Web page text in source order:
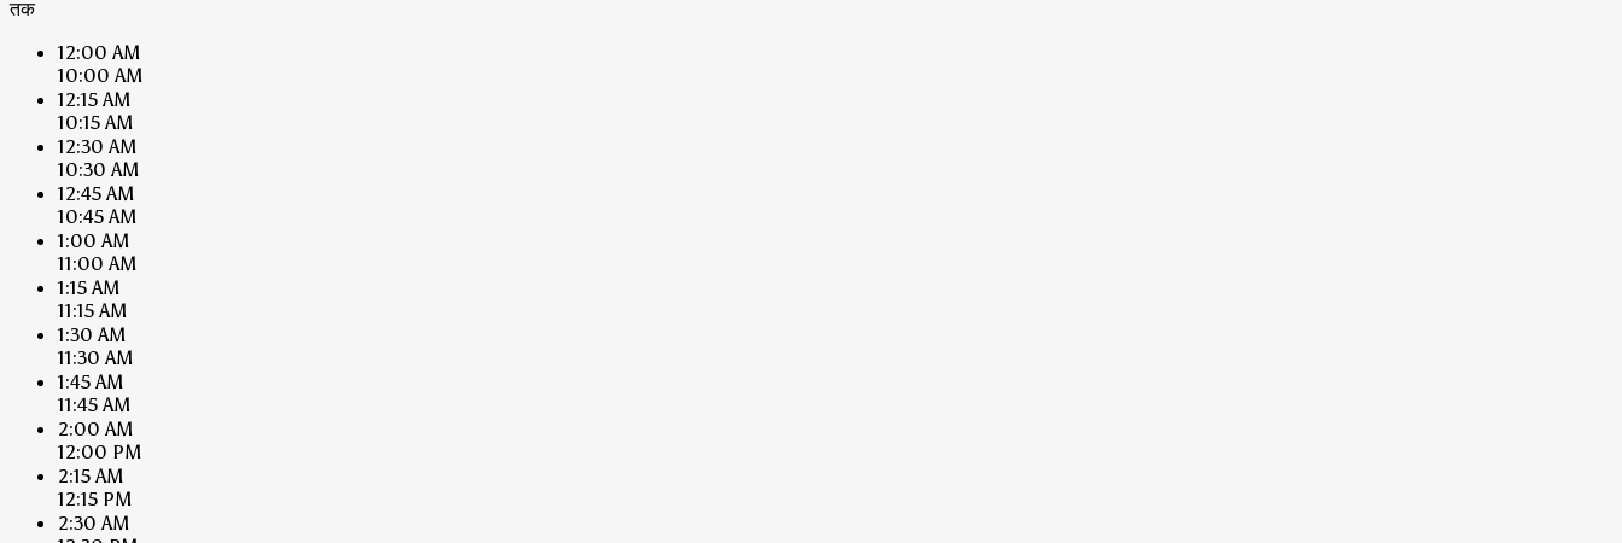
तक
12:00 AM
10:00 AM
12:15 AM
10:15 AM
12:30 AM
10:30 AM
12:45 AM
10:45 AM
1:00 AM
11:00 AM
1:15 AM
11:15 AM
1:30 AM
11:30 AM
1:45 AM
11:45 AM
2:00 AM
12:00 PM
2:15 AM
12:15 PM
2:30 AM